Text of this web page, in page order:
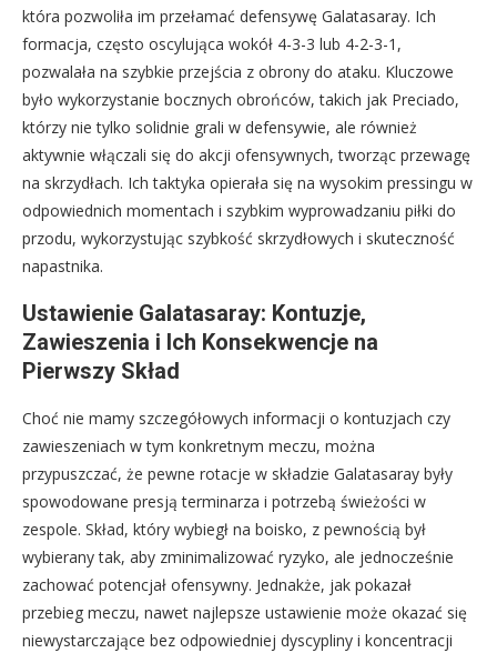
która pozwoliła im przełamać defensywę Galatasaray. Ich
formacja, często oscylująca wokół 4-3-3 lub 4-2-3-1,
pozwalała na szybkie przejścia z obrony do ataku. Kluczowe
było wykorzystanie bocznych obrońców, takich jak Preciado,
którzy nie tylko solidnie grali w defensywie, ale również
aktywnie włączali się do akcji ofensywnych, tworząc przewagę
na skrzydłach. Ich taktyka opierała się na wysokim pressingu w
odpowiednich momentach i szybkim wyprowadzaniu piłki do
przodu, wykorzystując szybkość skrzydłowych i skuteczność
napastnika.
Ustawienie Galatasaray: Kontuzje,
Zawieszenia i Ich Konsekwencje na
Pierwszy Skład
Choć nie mamy szczegółowych informacji o kontuzjach czy
zawieszeniach w tym konkretnym meczu, można
przypuszczać, że pewne rotacje w składzie Galatasaray były
spowodowane presją terminarza i potrzebą świeżości w
zespole. Skład, który wybiegł na boisko, z pewnością był
wybierany tak, aby zminimalizować ryzyko, ale jednocześnie
zachować potencjał ofensywny. Jednakże, jak pokazał
przebieg meczu, nawet najlepsze ustawienie może okazać się
niewystarczające bez odpowiedniej dyscypliny i koncentracji